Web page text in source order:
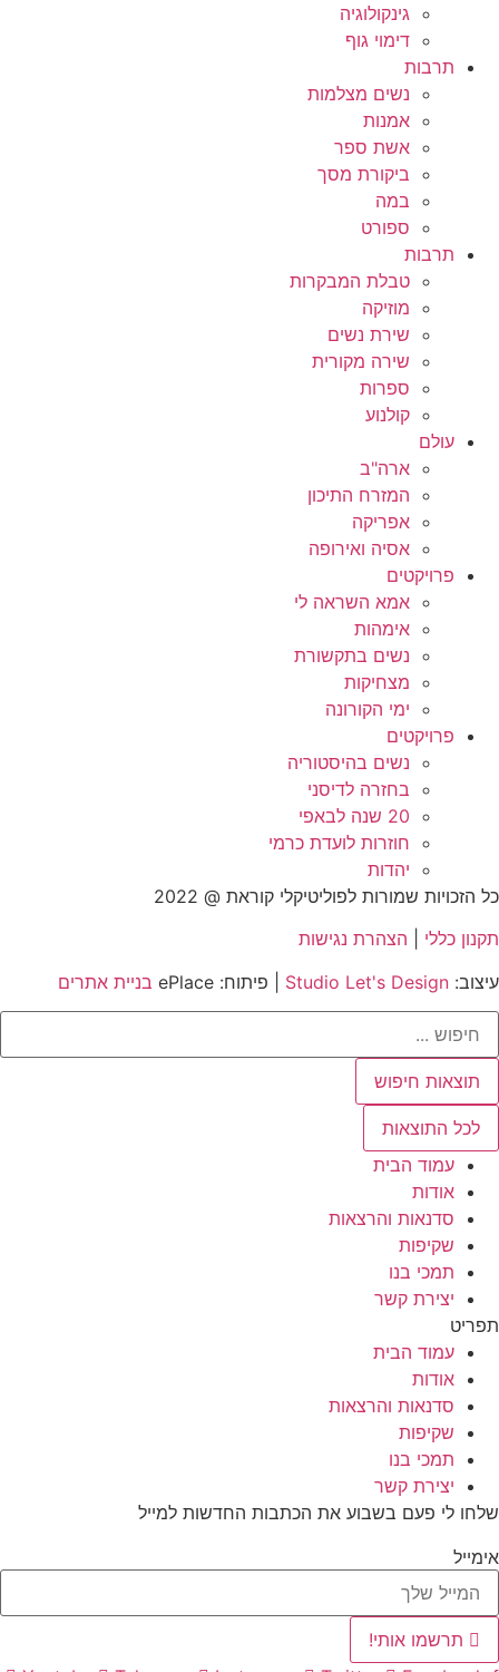
גינקולוגיה
דימוי גוף
תרבות
נשים מצלמות
אמנות
אשת ספר
ביקורת מסך
במה
ספורט
תרבות
טבלת המבקרות
מוזיקה
שירת נשים
שירה מקורית
ספרות
קולנוע
עולם
ארה"ב
המזרח התיכון
אפריקה
אסיה ואירופה
פרויקטים
אמא השראה לי
אימהות
נשים בתקשורת
מצחיקות
ימי הקורונה
פרויקטים
נשים בהיסטוריה
בחזרה לדיסני
20 שנה לבאפי
חוזרות לועדת כרמי
יהדות
כל הזכויות שמורות לפוליטיקלי קוראת @ 2022
תקנון כללי
הצהרת נגישות
עיצוב: Studio Let's Design | פיתוח: ePlace
בניית אתרים
Search
תוצאות חיפוש
לכל התוצאות
עמוד הבית
אודות
סדנאות והרצאות
שקיפות
תמכי בנו
יצירת קשר
תפריט
עמוד הבית
אודות
סדנאות והרצאות
שקיפות
תמכי בנו
יצירת קשר
שלחו לי פעם בשבוע את הכתבות החדשות למייל
אימייל
תרשמו אותי!